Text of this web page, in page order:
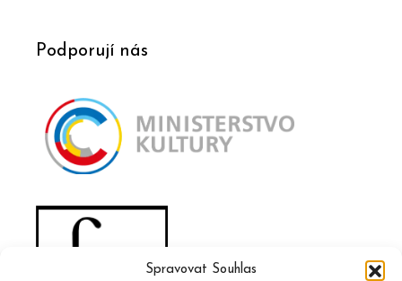
Spravovat Souhlas
Podporují nás